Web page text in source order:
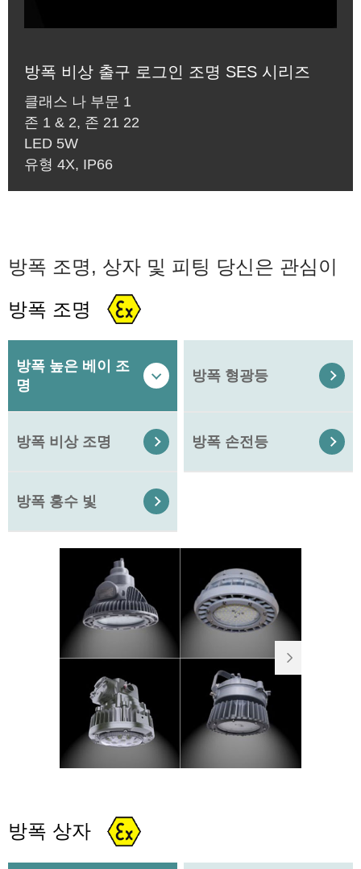
방폭 비상 출구 로그인 조명 SES 시리즈
클래스 나 부문 1
존 1 & 2, 존 21 22
LED 5W
유형 4X, IP66
방폭 조명, 상자 및 피팅 당신은 관심이
방폭 조명
방폭 높은 베이 조
명
 방폭 형광등 
방폭 비상 조명  방폭 손전등 
방폭 홍수 빛 

방폭 상자